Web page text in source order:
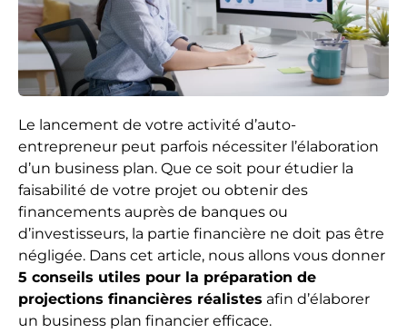
Le lancement de votre activité d’auto-
entrepreneur peut parfois nécessiter l’élaboration
d’un business plan. Que ce soit pour étudier la
faisabilité de votre projet ou obtenir des
financements auprès de banques ou
d’investisseurs, la partie financière ne doit pas être
négligée. Dans cet article, nous allons vous donner
5 conseils utiles pour la préparation de
projections financières réalistes afin d’élaborer
un business plan financier efficace.